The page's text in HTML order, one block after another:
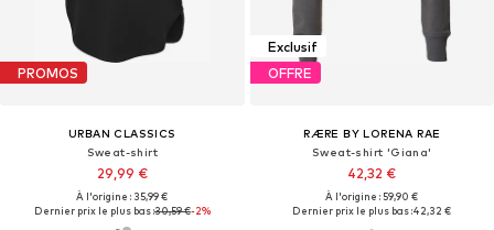
PROMOS
URBAN CLASSICS
Sweat-shirt
29,99 €
À l'origine : 35,99 €
Dernier prix le plus bas :30,59 €-2%
Exclusif
OFFRE
RÆRE BY LORENA RAE
Sweat-shirt 'Giana'
42,32 €
À l'origine : 59,90 €
Dernier prix le plus bas :42,32 €